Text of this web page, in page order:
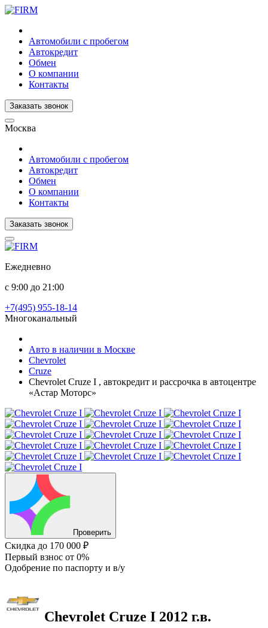
Автомобили с пробегом
Автокредит
Обмен
О компании
Контакты
Заказать звонок
Москва
Автомобили с пробегом
Автокредит
Обмен
О компании
Контакты
Заказать звонок
Ежедневно
с 9:00 до 21:00
+7(495) 955-18-14
Многоканальный
Авто в наличии в Москве
Chevrolet
Cruze
Chevrolet Cruze I , автокредит и рассрочка в автоцентре
«Астар Моторс»
Проверить
Скидка до 170 000 ₽
Первый взнос от 0%
Одобрение по паспорту и в/у
Chevrolet Cruze I 2012 г.в.